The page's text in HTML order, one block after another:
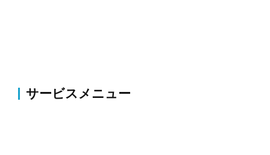
サービスメニュー